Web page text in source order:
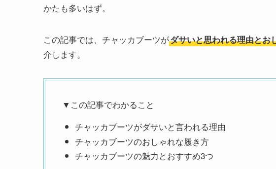
かたも多いはず。
この記事では、チャッカブーツがダサいと思われる理由とお
介します。
▼この記事でわかること
チャッカブーツがダサいと言われる理由
チャッカブーツのおしゃれな履き方
チャッカブーツの魅力とおすすめ3つ